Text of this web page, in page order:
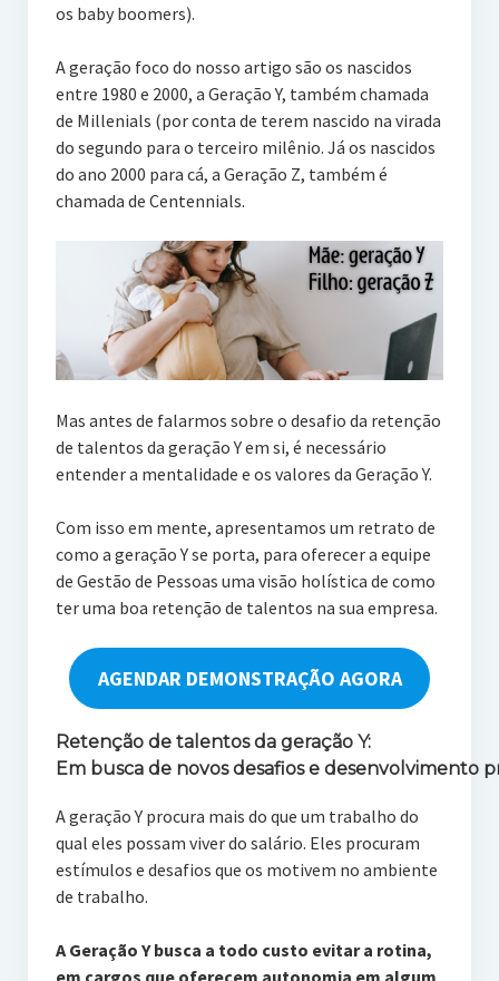
os baby boomers).
A geração foco do nosso artigo são os nascidos
entre 1980 e 2000, a Geração Y, também chamada
de Millenials (por conta de terem nascido na virada
do segundo para o terceiro milênio. Já os nascidos
do ano 2000 para cá, a Geração Z, também é
chamada de Centennials.
Mas antes de falarmos sobre o desafio da retenção
de talentos da geração Y em si, é necessário
entender a mentalidade e os valores da Geração Y.
Com isso em mente, apresentamos um retrato de
como a geração Y se porta, para oferecer a equipe
de Gestão de Pessoas uma visão holística de como
ter uma boa retenção de talentos na sua empresa.
AGENDAR DEMONSTRAÇÃO AGORA
Retenção de talentos da geração Y:
Em busca de novos desafios e desenvolvimento
A geração Y procura mais do que um trabalho do
qual eles possam viver do salário. Eles procuram
estímulos e desafios que os motivem no ambiente
de trabalho.
A Geração Y busca a todo custo evitar a rotina,